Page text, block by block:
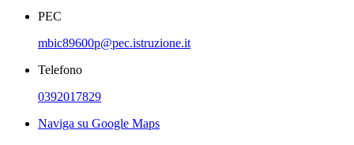
PEC
mbic89600p@pec.istruzione.it
Telefono
0392017829
Naviga su Google Maps